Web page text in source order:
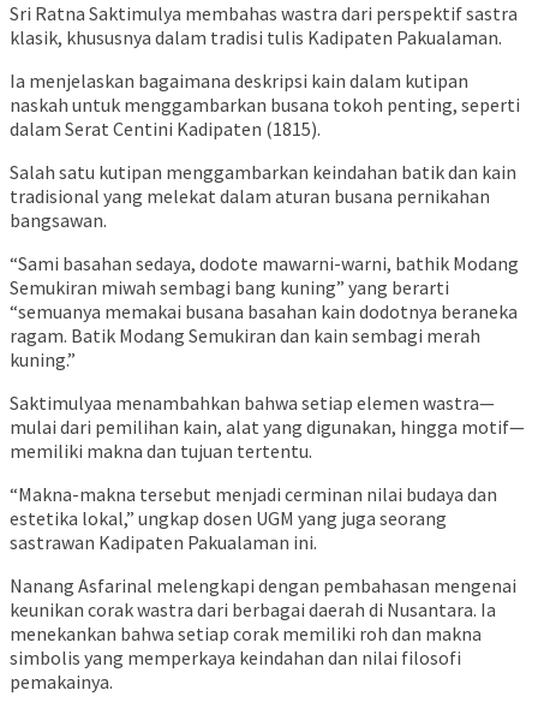
Sri Ratna Saktimulya membahas wastra dari perspektif sastra
klasik, khususnya dalam tradisi tulis Kadipaten Pakualaman.
Ia menjelaskan bagaimana deskripsi kain dalam kutipan
naskah untuk menggambarkan busana tokoh penting, seperti
dalam Serat Centini Kadipaten (1815).
Salah satu kutipan menggambarkan keindahan batik dan kain
tradisional yang melekat dalam aturan busana pernikahan
bangsawan.
“Sami basahan sedaya, dodote mawarni-warni, bathik Modang
Semukiran miwah sembagi bang kuning” yang berarti
“semuanya memakai busana basahan kain dodotnya beraneka
ragam. Batik Modang Semukiran dan kain sembagi merah
kuning.”
Saktimulyaa menambahkan bahwa setiap elemen wastra—
mulai dari pemilihan kain, alat yang digunakan, hingga motif—
memiliki makna dan tujuan tertentu.
“Makna-makna tersebut menjadi cerminan nilai budaya dan
estetika lokal,” ungkap dosen UGM yang juga seorang
sastrawan Kadipaten Pakualaman ini.
Nanang Asfarinal melengkapi dengan pembahasan mengenai
keunikan corak wastra dari berbagai daerah di Nusantara. Ia
menekankan bahwa setiap corak memiliki roh dan makna
simbolis yang memperkaya keindahan dan nilai filosofi
pemakainya.